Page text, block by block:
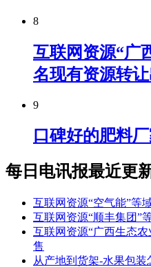
8
互联网资源“广
名现有资源转
9
口碑好的肥料
每日电讯报最近更
互联网资源“空气能”等
互联网资源“顺丰集团”
互联网资源“广西生态
售
从产地到货架-水果包装